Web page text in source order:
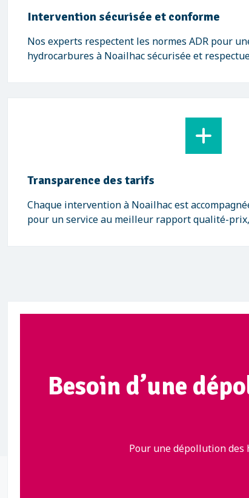
Intervention sécurisée et conforme
Nos experts respectent les normes ADR pour
hydrocarbures à Noailhac sécurisée et
Transparence des tarifs
Chaque intervention à Noailhac est
pour un service au meilleur rapport qualité-
Besoin d’une
Pour une dépollution des